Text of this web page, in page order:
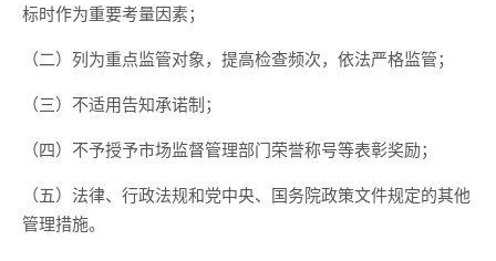
标时作为重要考量因素；
（二）列为重点监管对象，提高检查频次，依法严格监管；
（三）不适用告知承诺制；
（四）不予授予市场监督管理部门荣誉称号等表彰奖励；
（五）法律、行政法规和党中央、国务院政策文件规定的其他
管理措施。